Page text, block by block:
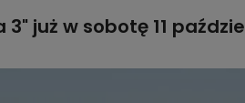
3" już w sobotę 11